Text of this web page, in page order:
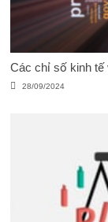
Các chỉ số kinh
28/09/2024